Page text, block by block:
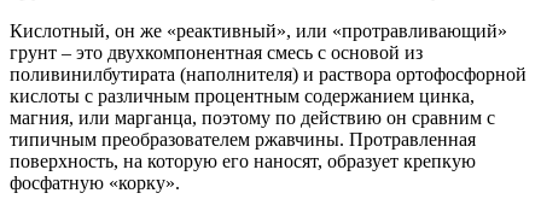
Кислотный, он же «реактивный», или «протравливающий»
грунт – это двухкомпонентная смесь с основой из
поливинилбутирата (наполнителя) и раствора ортофосфорной
кислоты с различным процентным содержанием цинка,
магния, или марганца, поэтому по действию он сравним с
типичным преобразователем ржавчины. Протравленная
поверхность, на которую его наносят, образует крепкую
фосфатную «корку».